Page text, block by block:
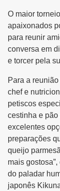
O maior
apaixonados
para reunir
conversa em
e torcer pela
Para a
chef e
petiscos
cestinha e pão
excelentes
preparações
queijo
mais
do paladar
japonês